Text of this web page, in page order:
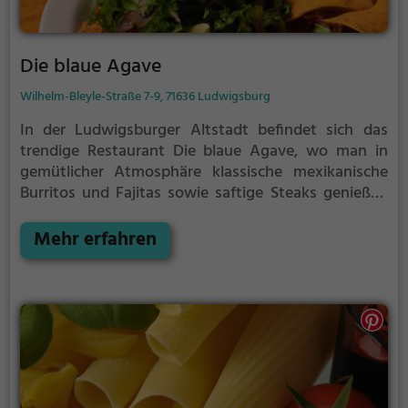
Die blaue Agave
Wilhelm-Bleyle-Straße 7-9, 71636 Ludwigsburg
In der Ludwigsburger Altstadt befindet sich das
trendige Restaurant Die blaue Agave, wo man in
gemütlicher Atmosphäre klassische mexikanische
Burritos und Fajitas sowie saftige Steaks genießen
lateinamerikanischen Spezialitäten unter freiem
Himmel zu genießen. Neben einer vielfältigen
Wein angeboten. Für Gesundheitsbewusste und
Vegetarier gibt es zudem eine Auswahl an gesunden
und fleischlosen Gerichten. Hier kann man das bunte
Treiben der Altstadt beobachten, während man sich
durch die köstlichen Speisen und Getränke probiert.
Die blaue Agave ist der perfekte Ort, um einen
Mehr erfahren